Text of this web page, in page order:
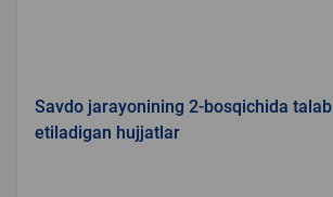
Savdo jarayonining 2-bosqichida talab
etiladigan hujjatlar